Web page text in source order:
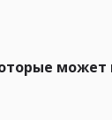
может